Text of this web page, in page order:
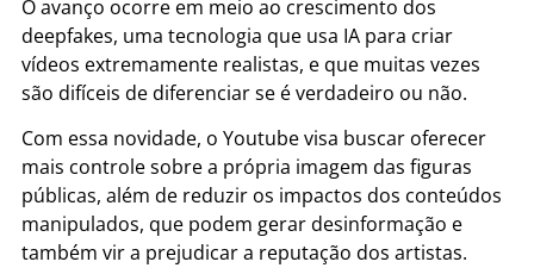
O avanço ocorre em meio ao crescimento dos
deepfakes, uma tecnologia que usa IA para criar
vídeos extremamente realistas, e que muitas vezes
são difíceis de diferenciar se é verdadeiro ou não.
Com essa novidade, o Youtube visa buscar oferecer
mais controle sobre a própria imagem das figuras
públicas, além de reduzir os impactos dos conteúdos
manipulados, que podem gerar desinformação e
também vir a prejudicar a reputação dos artistas.